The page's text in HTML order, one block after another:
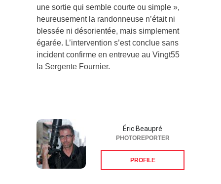
une sortie qui semble courte ou simple »,
heureusement la randonneuse n’était ni
blessée ni désorientée, mais simplement
égarée. L’intervention s’est conclue sans
incident confirme en entrevue au Vingt55
la Sergente Fournier.
Éric Beaupré
PHOTOREPORTER
PROFILE